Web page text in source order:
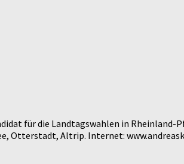
für die Landtagswahlen in Rheinland-
Otterstadt, Altrip. Internet: